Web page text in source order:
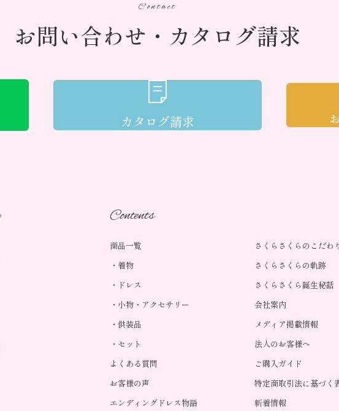
Contact
お問い合わせ・カタログ請求
カタログ請求
Contents
商品一覧
着物
ドレス
小物・アクセサリー
供装品
セット
よくある質問
お客様の声
エンディングドレス物語
さくらさくらのこだわり
さくらさくらの軌跡
さくらさくら誕生秘話
会社案内
メディア掲載情報
法人のお客様へ
ご購入ガイド
特定商取引法に基づく
新着情報